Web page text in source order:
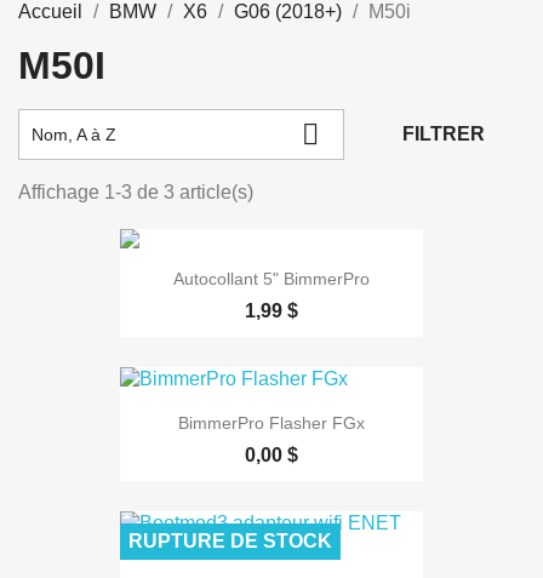
Accueil BMW X6 G06 (2018+) M50i
M50I
Nom, A à Z  FILTRER
Affichage 1-3 de 3 article(s)
Autocollant 5" BimmerPro
1,99 $
BimmerPro Flasher FGx
0,00 $
RUPTURE DE STOCK